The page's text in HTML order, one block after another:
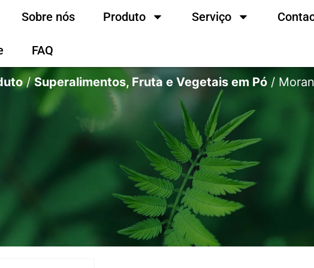
Sobre nós Produto Serviço
FAQ
/Superalimentos, Fruta e Vegetais em Pó /